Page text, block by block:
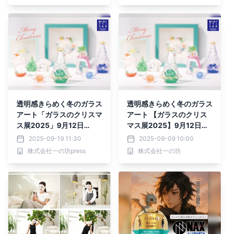
透明感きらめく冬のガラス
アート「ガラスのクリスマ
ス展2025」9月12日
（金）～12月25日（木）
開催【宮城・日本三景松
島】
2025-09-19 11:30
株式会社一の坊press
透明感きらめく冬のガラス
アート 【ガラスのクリス
マス展2025】9月12日
（金）～12月25日（木）
開催【宮城・日本三景松
島】
2025-09-09 10:00
株式会社一の坊